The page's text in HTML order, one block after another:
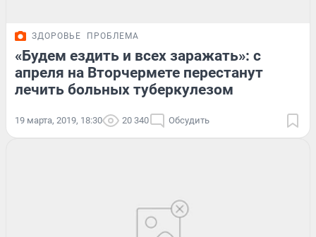
ЗДОРОВЬЕ ПРОБЛЕМА
«Будем ездить и всех заражать»: с
апреля на Вторчермете перестанут
лечить больных туберкулезом
19 марта, 2019, 18:30 20 340 Обсудить